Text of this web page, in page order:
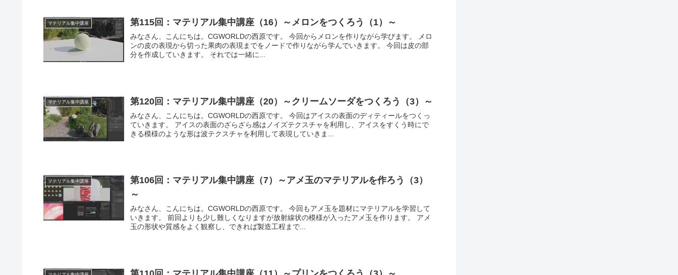
マテリアル集中講座 第115回：マテリアル集中講座（16）～メロンをつくろう（1）～
みなさん、こんにちは。CGWORLDの西原です。 今回からメロンを作りながら学びます。 メロ
ンの皮の表現から切った果肉の表現までをノードで作りながら学んでいきます。 今回は皮の部
分を作成していきます。 それでは一緒に...
マテリアル集中講座 第120回：マテリアル集中講座（20）～クリームソーダをつくろう（3）～
みなさん、こんにちは。CGWORLDの西原です。 今回はアイスの表面のディティールをつくっ
ていきます。 アイスの表面のざらざら感はノイズテクスチャを利用し、アイスをすくう時にで
きる模様のような形は波テクスチャを利用して表現していきま...
マテリアル集中講座
第106回：マテリアル集中講座（7）～アメ玉のマテリアルを作ろう（3）
～
みなさん、こんにちは。CGWORLDの西原です。 今回もアメ玉を題材にマテリアルを学習して
いきます。 前回よりも少し難しくなりますが放射線状の模様が入ったアメ玉を作ります。 アメ
玉の形状や質感をよく観察し、できれば製造工程まで...